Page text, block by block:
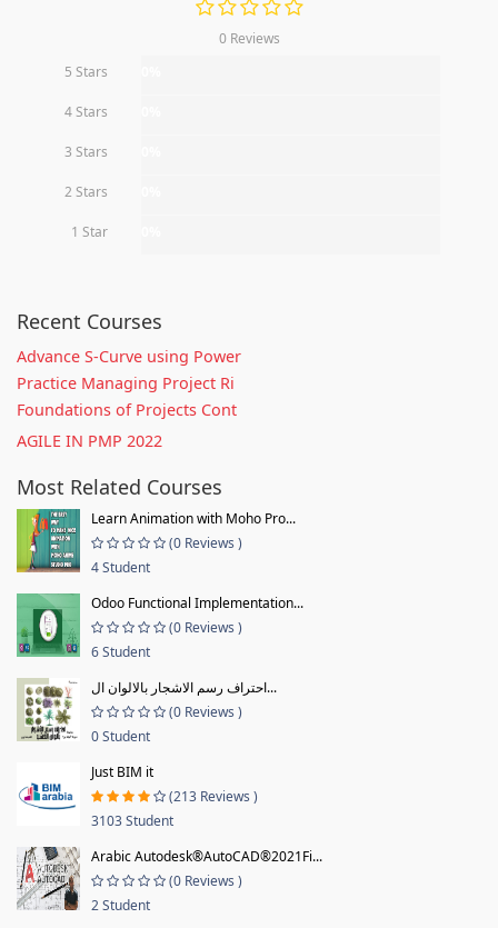
0 Reviews
5 Stars
4 Stars
3 Stars
2 Stars
1 Star
Recent Courses
Advance S-Curve using Power
Practice Managing Project Ri
Foundations of Projects Cont
AGILE IN PMP 2022
Most Related Courses
Learn Animation with Moho Pro...
(0 Reviews )
4 Student
Odoo Functional Implementation...
(0 Reviews )
6 Student
احتراف رسم الاشجار بالالوان ال...
(0 Reviews )
0 Student
Just BIM it
(213 Reviews )
3103 Student
Arabic Autodesk®AutoCAD®2021Fi...
(0 Reviews )
2 Student